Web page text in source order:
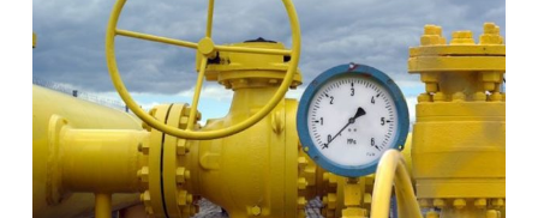
medzi
lacným
teplom
a drahou
zimou